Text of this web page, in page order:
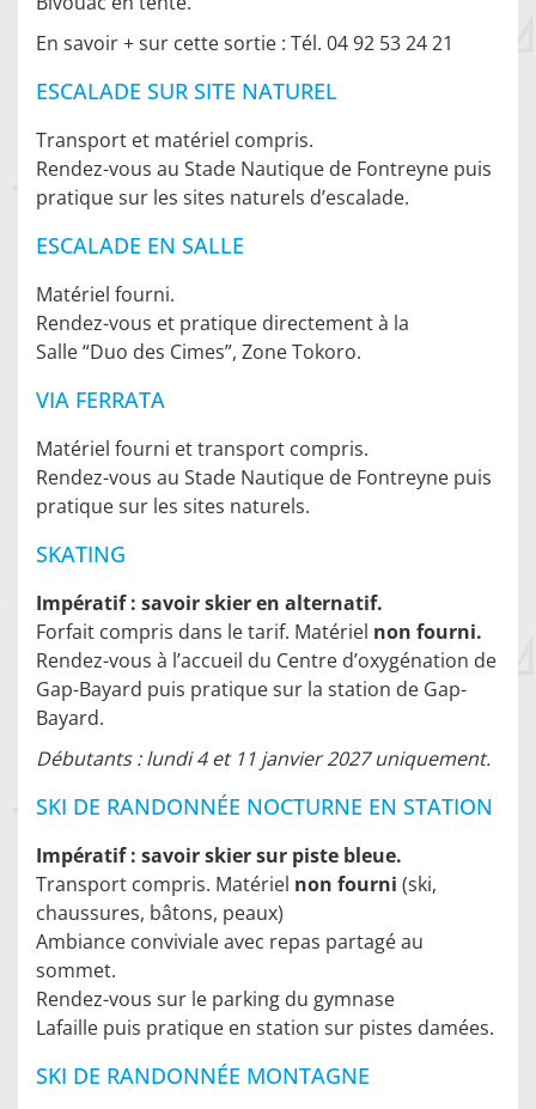
En savoir + sur cette sortie : Tél. 04 92 53 24 21
ESCALADE SUR SITE NATUREL
Transport et matériel compris.
Rendez-vous au Stade Nautique de Fontreyne puis
pratique sur les sites naturels d’escalade.
ESCALADE EN SALLE
Matériel fourni.
Rendez-vous et pratique directement à la
Salle “Duo des Cimes”, Zone Tokoro.
VIA FERRATA
Matériel fourni et transport compris.
Rendez-vous au Stade Nautique de Fontreyne puis
pratique sur les sites naturels.
SKATING
Impératif : savoir skier en alternatif.
Forfait compris dans le tarif. Matériel non fourni.
Rendez-vous à l’accueil du Centre d’oxygénation de
Gap-Bayard puis pratique sur la station de Gap-
Bayard.
Débutants : lundi 4 et 11 janvier 2027 uniquement.
SKI DE RANDONNÉE NOCTURNE EN STATION
Impératif : savoir skier sur piste bleue.
Transport compris. Matériel non fourni (ski,
chaussures, bâtons, peaux)
Ambiance conviviale avec repas partagé au
sommet.
Rendez-vous sur le parking du gymnase
Lafaille puis pratique en station sur pistes damées.
SKI DE RANDONNÉE MONTAGNE